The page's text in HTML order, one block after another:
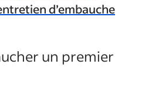
d’embauche
un premier